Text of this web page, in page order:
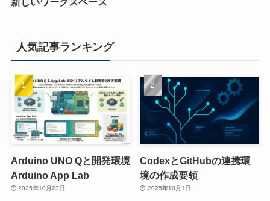
人気記事ランキング
Arduino UNO Qと開発環境
Arduino App Lab
2025年10月23日
CodexとGitHubの連携環
境の作成要領
2025年10月1日